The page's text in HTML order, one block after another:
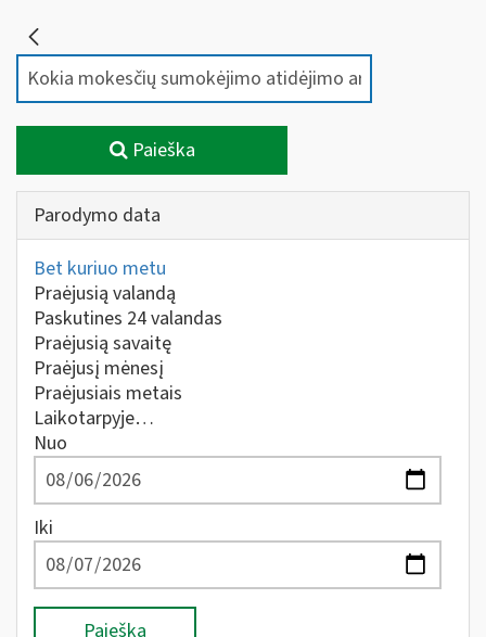
Paieška
Parodymo data
Bet kuriuo metu
Praėjusią valandą
Paskutines 24 valandas
Praėjusią savaitę
Praėjusį mėnesį
Praėjusiais metais
Laikotarpyje…
Nuo
Iki
Paieška